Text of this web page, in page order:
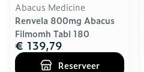
Abacus Medicine
Renvela 800mg Abacus
Filmomh Tabl 180
€ 139,79
Reserveer